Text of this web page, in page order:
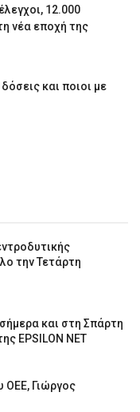
12.000
νέα εποχή της
και ποιοι με
την Τετάρτη
και στη Σπάρτη
EPSILON NET
ΟΕΕ, Γιώργος